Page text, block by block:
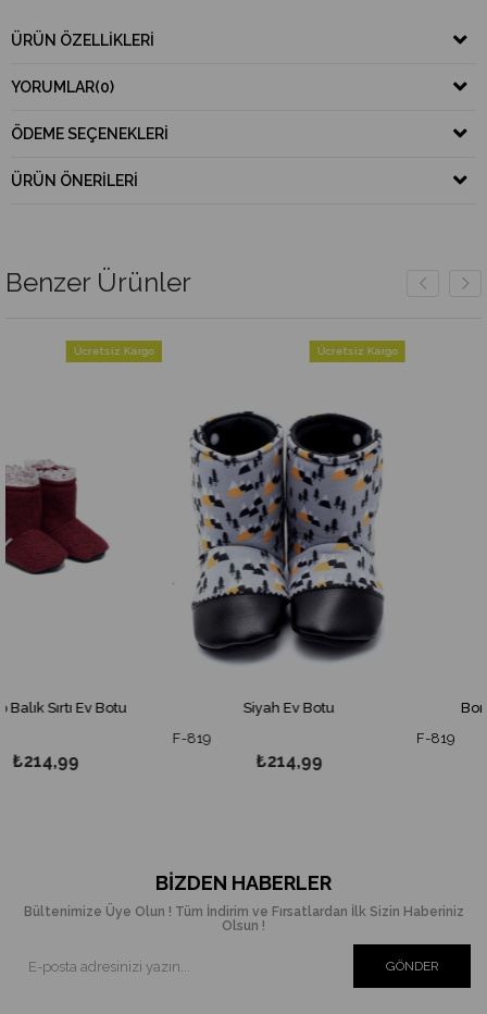
ÜRÜN ÖZELLIKLERI
YORUMLAR(0)
ÖDEME SEÇENEKLERI
ÜRÜN ÖNERILERI
Benzer Ürünler
Botu
Siyah Ev Botu
Bordo Kadife
BIZDEN HABERLER
Bültenimize Üye Olun ! Tüm İndirim ve Fırsatlardan İlk Sizin Haberiniz
Olsun !
GÖNDER